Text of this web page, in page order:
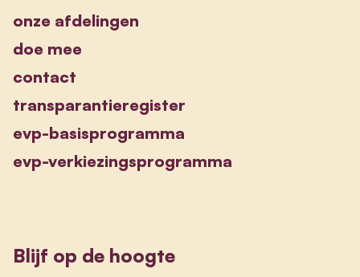
onze afdelingen
doe mee
contact
transparantieregister
evp-basisprogramma
evp-verkiezingsprogramma
Blijf op de hoogte